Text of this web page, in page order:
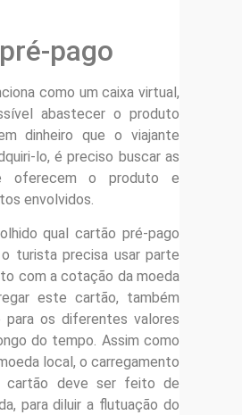
pago
como um caixa virtual,
abastecer o produto
dinheiro que o viajante
lo, é preciso buscar as
oferecem o produto e
envolvidos.
qual cartão pré-pago
o turista precisa usar parte
com a cotação da moeda
este cartão, também
para os diferentes valores
do tempo. Assim como
local, o carregamento
deve ser feito de
para diluir a flutuação do